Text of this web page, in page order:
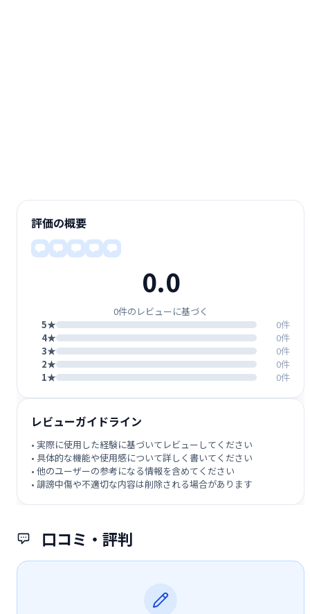
口コミ・評判
評価の概要
0.0
0件のレビューに基づく
5★
0件
4★
0件
3★
0件
2★
0件
1★
0件
レビューガイドライン
• 実際に使用した経験に基づいてレビューしてください
• 具体的な機能や使用感について詳しく書いてください
• 他のユーザーの参考になる情報を含めてください
• 誹謗中傷や不適切な内容は削除される場合があります